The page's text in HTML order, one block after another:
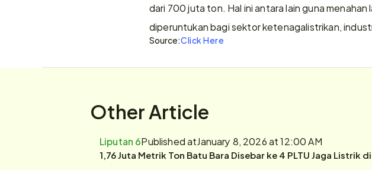
dari 700 juta ton. Hal ini antara lain guna
diperuntukan bagi sektor ketenagalistrikan,
Source:Click Here
Other Article
Liputan 6Published atJanuary 8, 2026 at 12:00 AM
1,76 Juta Metrik Ton Batu Bara Disebar ke 4 PLTU Jaga Listrik